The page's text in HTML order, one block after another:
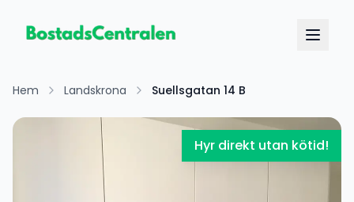
Hem Landskrona Suellsgatan 14 B
Hyr direkt utan kötid!